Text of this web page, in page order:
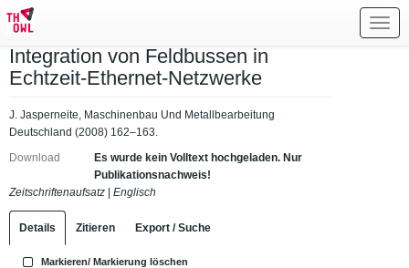
Integration von Feldbussen in
Echtzeit-Ethernet-Netzwerke
J. Jasperneite, Maschinenbau Und Metallbearbeitung
Deutschland (2008) 162–163.
Download
Es wurde kein Volltext hochgeladen. Nur
Publikationsnachweis!
Zeitschriftenaufsatz
Englisch
Details Zitieren Export / Suche
Markieren/ Markierung löschen